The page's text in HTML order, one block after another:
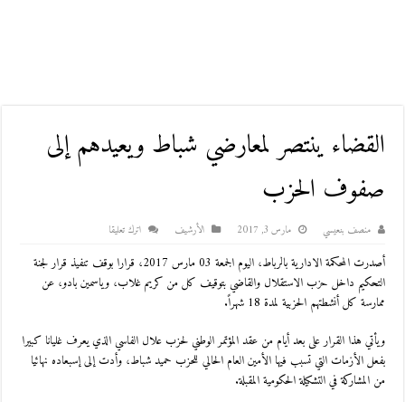
القضاء ينتصر لمعارضي شباط ويعيدهم إلى
صفوف الحزب
منصف بنعيسي مارس 3, 2017 اﻷرشيف اترك تعليقا
أصدرت المحكمة الادارية بالرباط، اليوم الجمعة 03 مارس 2017، قرارا بوقف تنفيذ قرار لجنة
التحكيم داخل حزب الاستقلال والقاضي بتوقيف كل من كريم غلاب، وياسمين بادو، عن
ممارسة كل أنشطتهم الحزبية لمدة 18 شهراً.
ويأتي هذا القرار على بعد أيام من عقد المؤتمر الوطني لحزب علال الفاسي الذي يعرف غليانا كبيرا
بفعل الأزمات التي تسبب فيها الأمين العام الحالي للحزب حميد شباط، وأدت إلى إسبعاده نهائيا
من المشاركة في التشكيلة الحكومية المقبلة.